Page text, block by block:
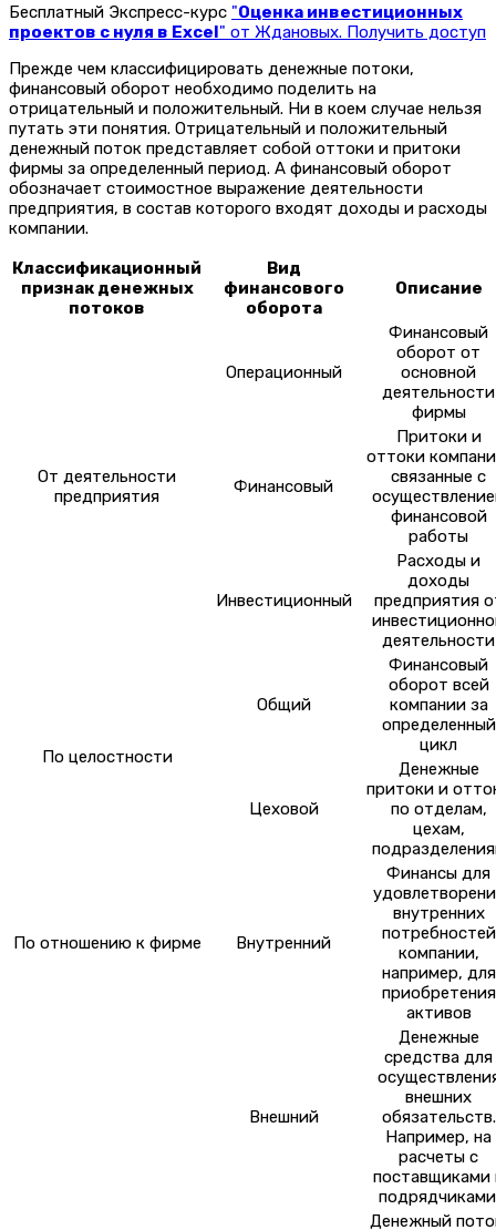
Бесплатный Экспресс-курс "Оценка инвестиционных
проектов с нуля в Excel" от Ждановых. Получить доступ
Прежде чем классифицировать денежные потоки,
финансовый оборот необходимо поделить на
отрицательный и положительный. Ни в коем случае нельзя
путать эти понятия. Отрицательный и положительный
денежный поток представляет собой оттоки и притоки
фирмы за определенный период. А финансовый оборот
обозначает стоимостное выражение деятельности
предприятия, в состав которого входят доходы и расходы
компании.
Классификационный
признак денежных
потоков
Вид
финансового
оборота
Описание
От деятельности
предприятия
Операционный
Финансовый
оборот от
основной
деятельности
фирмы
Финансовый
Притоки и
оттоки
связанные с
финансовой
работы
Инвестиционный
Расходы и
доходы
предприятия
деятельности
По целостности
Общий
Финансовый
оборот всей
компании за
определенный
цикл
Цеховой
Денежные
притоки и
по отделам,
цехам,
По отношению к фирме Внутренний
Финансы для
внутренних
потребностей
компании,
например, для
приобретения
активов
Внешний
Денежные
средства для
внешних
обязательств.
Например, на
расчеты с
поставщиками
Денежный